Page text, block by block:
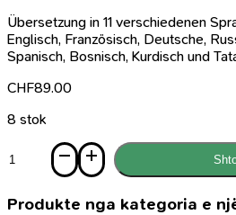
Übersetzung in 11 verschiedenen
Englisch, Französisch, Deutsche,
Spanisch, Bosnisch, Kurdisch und
CHF89.00
8 stok
Digital
mit
Produkte nga kategoria e